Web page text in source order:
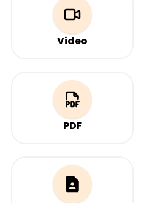
Video
dung nào thu hút sự chú
ý của bạn qua video chỉ
với một lần quét.
PDF